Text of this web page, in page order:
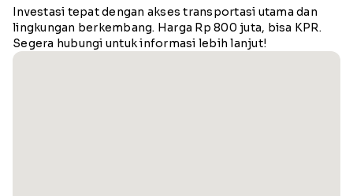
Investasi tepat dengan akses transportasi utama dan
lingkungan berkembang. Harga Rp 800 juta, bisa KPR.
Segera hubungi untuk informasi lebih lanjut!